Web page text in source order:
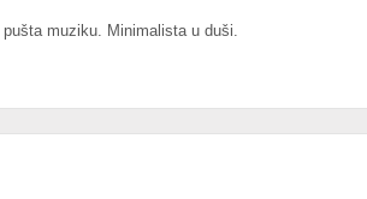
muziku. Minimalista u duši.